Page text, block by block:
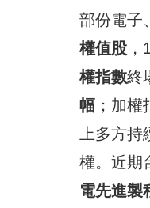
部份電子
權值股
權指數終
幅 ；加
上多方
權。近期
電先進製